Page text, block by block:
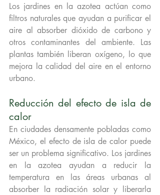
Los jardines en la azotea actúan como
filtros naturales que ayudan a purificar el
aire al absorber dióxido de carbono y
otros contaminantes del ambiente. Las
plantas también liberan oxígeno, lo que
mejora la calidad del aire en el entorno
urbano.
Reducción del efecto de isla de
calor
En ciudades densamente pobladas como
México, el efecto de isla de calor puede
ser un problema significativo. Los jardines
en la azotea ayudan a reducir la
temperatura en las áreas urbanas al
absorber la radiación solar y liberarla